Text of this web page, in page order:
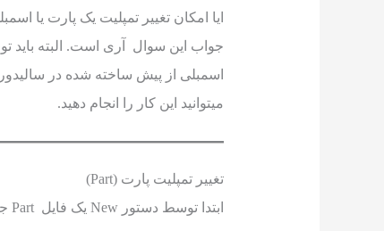
ایا امکان تغییر تمپلیت یک پارت یا
جواب این سوال آری است. البته باید
اسمبلی از پیش ساخته شده در
میتوانید این کار را انجام دهید.
تغییر تمپلیت پارت (Part)
ابتدا توسط دستور New یک فایل Part جدید با استفاده از تمپلیت نظر ایجاد کنید.